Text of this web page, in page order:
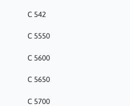
C 542
C 5550
C 5600
C 5650
C 5700